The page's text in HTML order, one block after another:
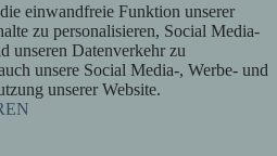
einwandfreie Funktion unserer
zu personalisieren, Social Media-
unseren Datenverkehr zu
unsere Social Media-, Werbe- und
unserer Website.